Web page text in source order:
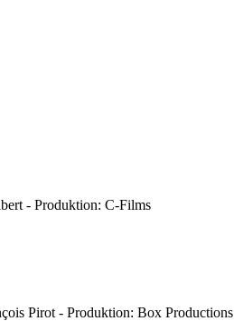
- Produktion: C-Films
Pirot - Produktion: Box Productions